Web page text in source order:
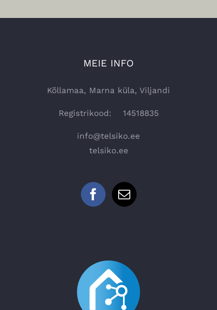
MEIE INFO
Kõllamaa, Marna küla, Viljandi
Registrikood: 14518835
info@telsiko.ee
telsiko.ee